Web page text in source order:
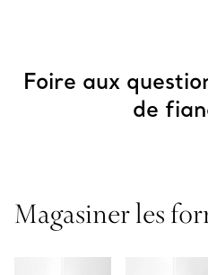
Foire aux
de
Magasiner les